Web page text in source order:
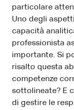
particolare
Uno degli
capacità
professionista
importante. Si
risalto questa
competenze
sottolineate? E
di gestire le